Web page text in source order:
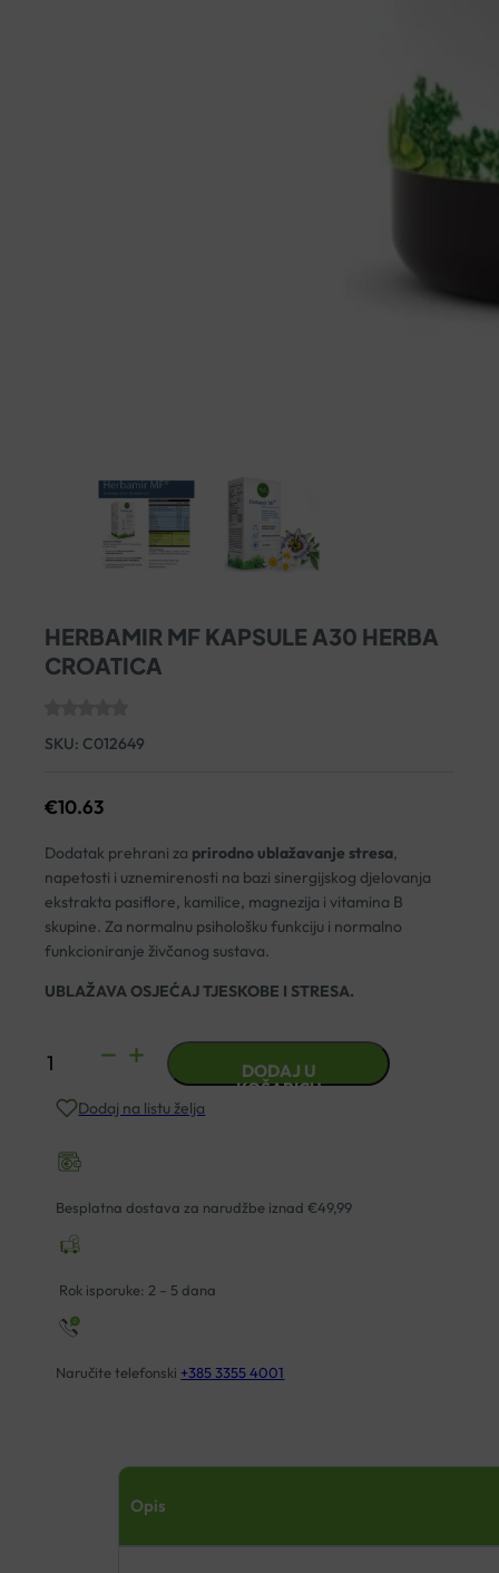
HERBAMIR MF KAPSULE A30 HERBA
CROATICA
SKU: C012649
€10.63
Dodatak prehrani za prirodno ublažavanje stresa,
napetosti i uznemirenosti na bazi sinergijskog djelovanja
ekstrakta pasiflore, kamilice, magnezija i vitamina B
skupine. Za normalnu psihološku funkciju i normalno
funkcioniranje živčanog sustava.
UBLAŽAVA OSJEĆAJ TJESKOBE I STRESA.
HERBAMIR
KAPSULE
HERBA
CROATICA
DODAJ U
KOŠARICU
Dodaj na listu želja
Besplatna dostava za narudžbe iznad €49,99
Rok isporuke: 2 – 5 dana
Naručite telefonski +385 3355 4001
Opis